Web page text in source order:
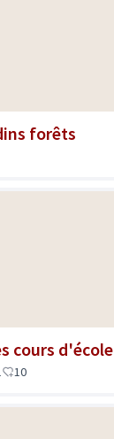
forêts
cours d'école
10